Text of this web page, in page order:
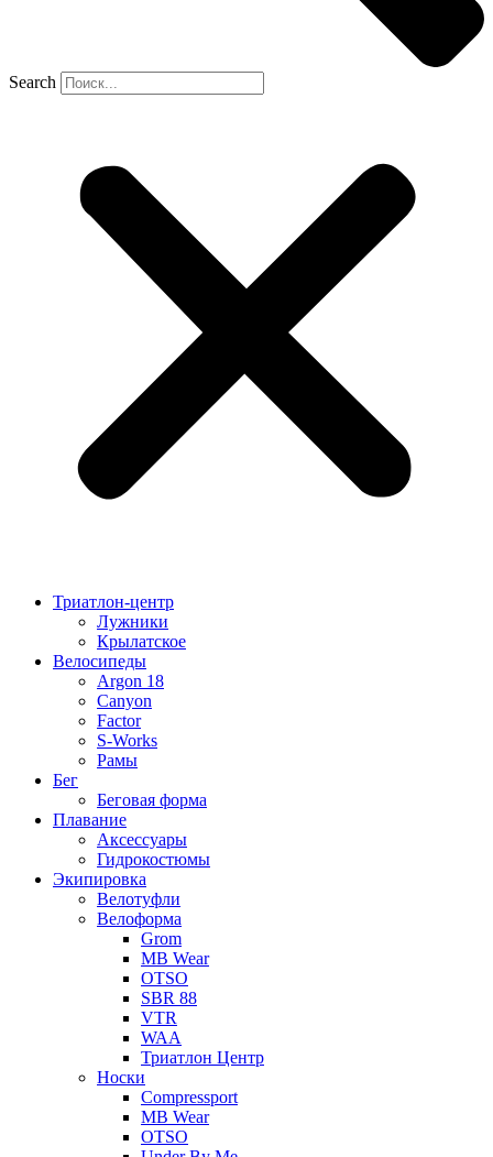
Search
Триатлон-центр
Лужники
Крылатское
Велосипеды
Argon 18
Canyon
Factor
S-Works
Рамы
Бег
Беговая форма
Плавание
Аксессуары
Гидрокостюмы
Экипировка
Велотуфли
Велоформа
Grom
MB Wear
OTSO
SBR 88
VTR
WAA
Триатлон Центр
Носки
Compressport
MB Wear
OTSO